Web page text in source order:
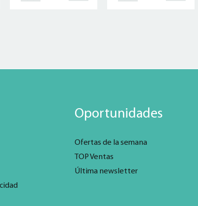
Oportunidades
Ofertas de la semana
TOP Ventas
Última newsletter